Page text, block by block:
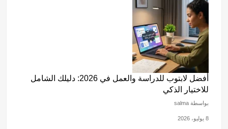
أفضل لابتوب للدراسة والعمل في 2026: دليلك الشامل
للاختيار الذكي
بواسطة salma
8 يوليو، 2026